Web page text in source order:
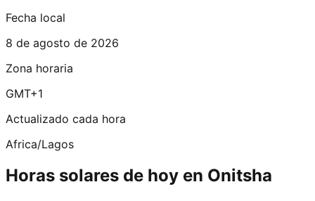
Fecha local
8 de agosto de 2026
Zona horaria
GMT+1
Actualizado cada hora
Africa/Lagos
Horas solares de hoy en Onitsha